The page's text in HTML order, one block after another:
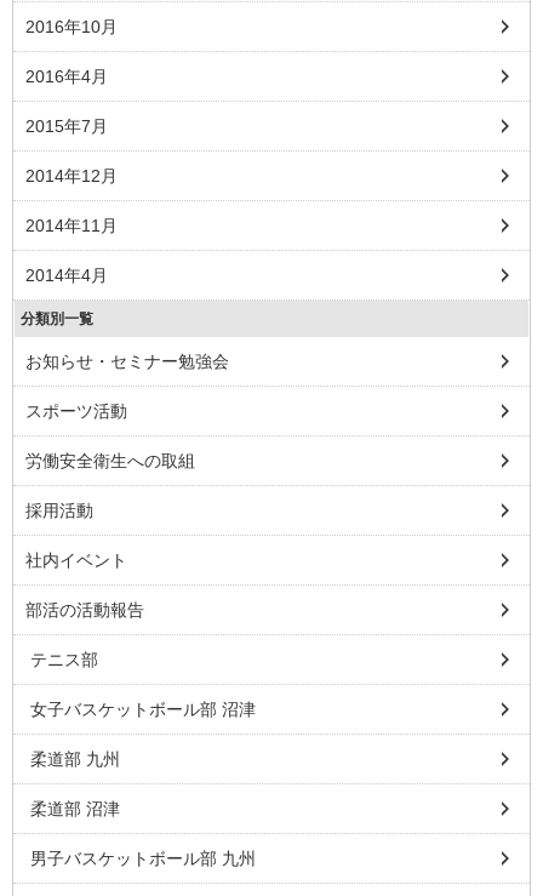
2016年10月
2016年4月
2015年7月
2014年12月
2014年11月
2014年4月
分類別一覧
お知らせ・セミナー勉強会
スポーツ活動
労働安全衛生への取組
採用活動
社内イベント
部活の活動報告
テニス部
女子バスケットボール部 沼津
柔道部 九州
柔道部 沼津
男子バスケットボール部 九州